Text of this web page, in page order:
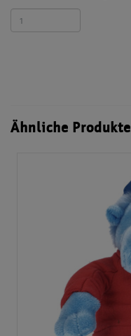
Ähnliche Produkte